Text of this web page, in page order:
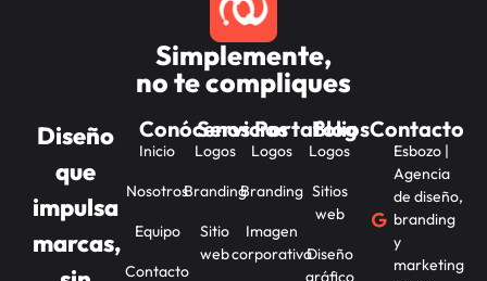
Simplemente,
no te compliques
Diseño
que
impulsa
marcas,
Conócenos
Inicio
Nosotros
Equipo
Contacto
Servicios
Logos
Branding
Sitio
web
Portafolios
Logos
Branding
Imagen
corporativa
Blog
Logos
Sitios
web
Diseño
gráfico
Contacto
Esbozo |
Agencia
de diseño,
branding
y
marketing